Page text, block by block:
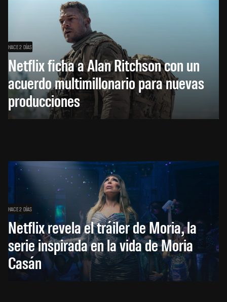
HACE 2 DÍAS
Netflix ficha a Alan Ritchson con un
acuerdo multimillonario para nuevas
producciones
HACE 2 DÍAS
Netflix revela el tráiler de Moria, la
serie inspirada en la vida de Moria
Casán